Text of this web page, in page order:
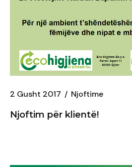
2 Gusht 2017 Njoftime
Njoftim për klientë!